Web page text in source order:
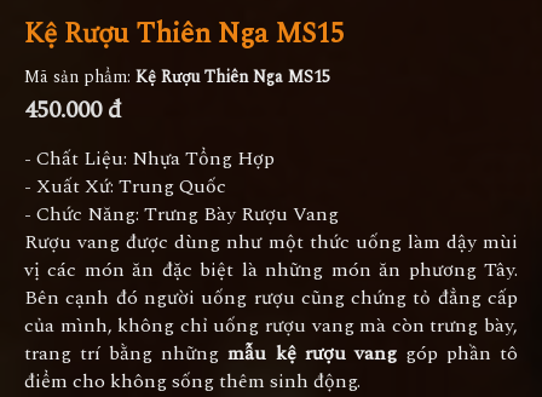
Kệ Rượu Thiên Nga MS15
Mã sản phẩm: Kệ Rượu Thiên Nga MS15
450.000 đ
- Chất Liệu: Nhựa Tổng Hợp
- Xuất Xứ: Trung Quốc
- Chức Năng: Trưng Bày Rượu Vang
Rượu vang được dùng như một thức uống làm dậy mùi
vị các món ăn đặc biệt là những món ăn phương Tây.
Bên cạnh đó người uống rượu cũng chứng tỏ đẳng cấp
của mình, không chỉ uống rượu vang mà còn trưng bày,
trang trí bằng nhữngmẫu kệ rượu vanggóp phần tô
điểm cho không sống thêm sinh động.